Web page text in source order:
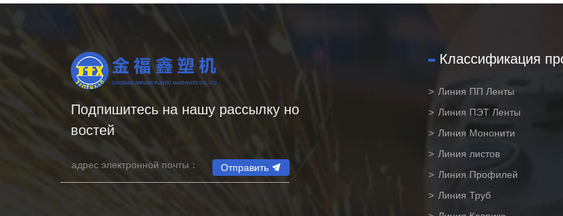
Подпишитесь на нашу рассылку но
востей
Отправить
Классификация
Линия ПП Ленты
Линия ПЭТ Ленты
Линия Мононити
Линия листов
Линия Профилей
Линия Труб